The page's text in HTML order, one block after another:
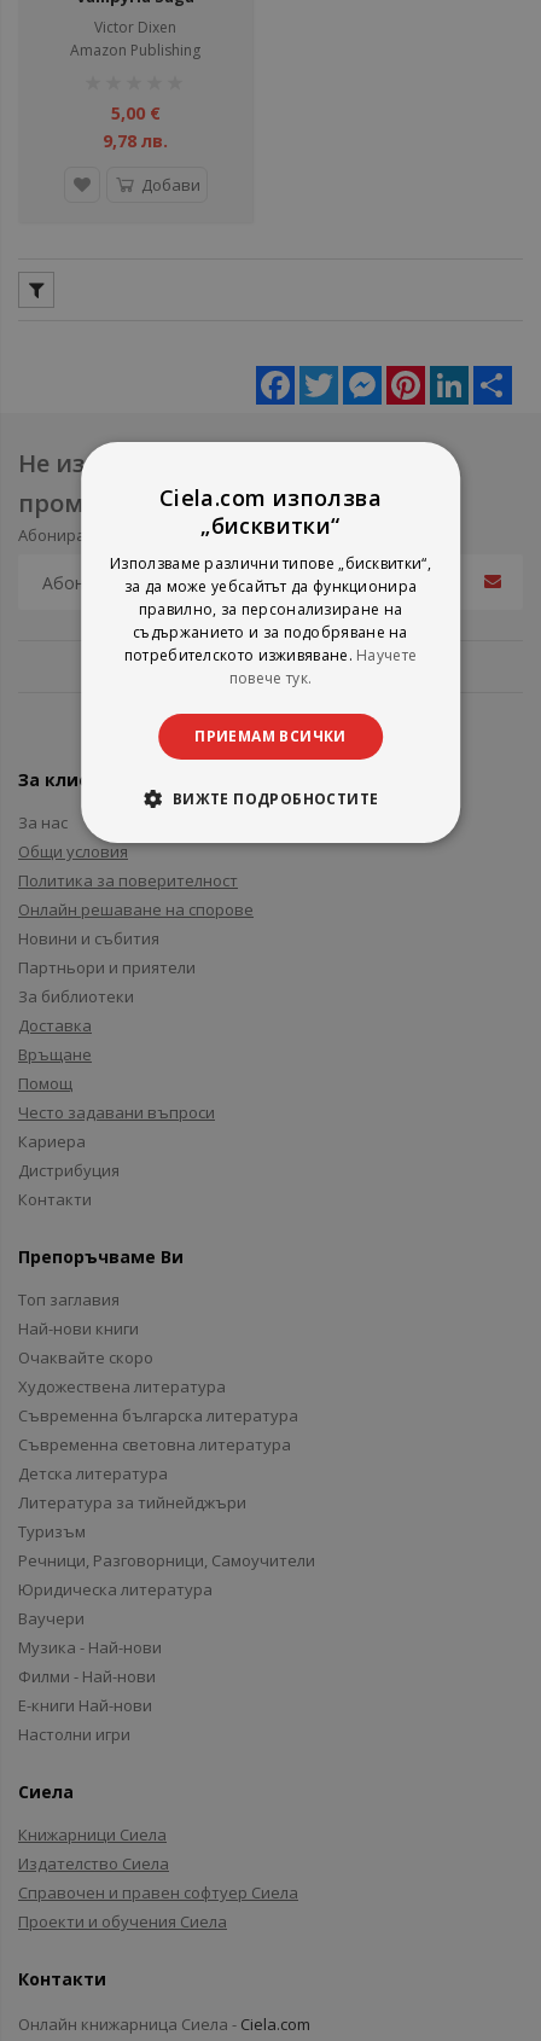
Victor Dixen
Amazon Publishing
5,00 €
9,78 лв.
Добави
Facebook
Twitter MessengerPinterestLinkedIn
Не изпускайте нови продукти и
промоции
Абонирайте се за нашия e-mail бюлетин
За клиенти
За нас
Общи условия
Политика за поверителност
Онлайн решаване на спорове
Новини и събития
Партньори и приятели
За библиотеки
Доставка
Връщане
Помощ
Често задавани въпроси
Кариера
Дистрибуция
Контакти
Препоръчваме Ви
Топ заглавия
Най-нови книги
Очаквайте скоро
Художествена литература
Съвременна българска литература
Съвременна световна литература
Детска литература
Литература за тийнейджъри
Туризъм
Речници, Разговорници, Самоучители
Юридическа литература
Ваучери
Музика - Най-нови
Филми - Най-нови
Е-книги Най-нови
Настолни игри
Сиела
Книжарници Сиела
Издателство Сиела
Справочен и правен софтуер Сиела
Проекти и обучения Сиела
Контакти
Онлайн книжарница Сиела - Ciela.com
Ciela.com използва
„бисквитки“
Използваме различни типове „бисквитки“,
за да може уебсайтът да функционира
правилно, за персонализиране на
съдържанието и за подобряване на
потребителското изживяване. Научете
повече тук.
ПРИЕМАМ ВСИЧКИ
ВИЖТЕ ПОДРОБНОСТИТЕ